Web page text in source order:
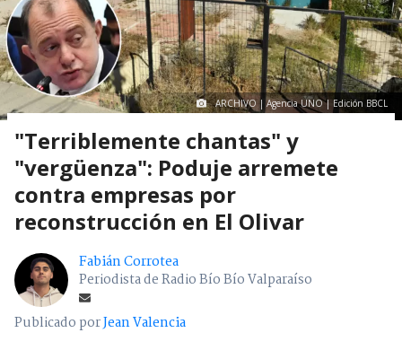
ARCHIVO | Agencia UNO | Edición BBCL
"Terriblemente chantas" y
"vergüenza": Poduje arremete
contra empresas por
reconstrucción en El Olivar
Fabián Corrotea
Periodista de Radio Bío Bío Valparaíso
Publicado porJean Valencia